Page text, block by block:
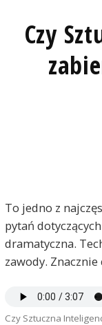
Czy
To jedno z
pytań
dramatyczna.
zawody.
Czy Sztuczna